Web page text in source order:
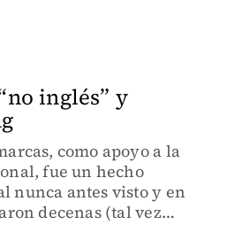
inglés” y
como apoyo a la
fue un hecho
nunca antes visto y en
decenas (tal vez